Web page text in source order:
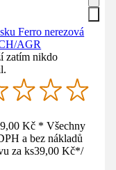
Ferro nerezová
AGR
zatím nikdo
Kč * Všechny
a bez nákladů
za ks39,00 Kč*/